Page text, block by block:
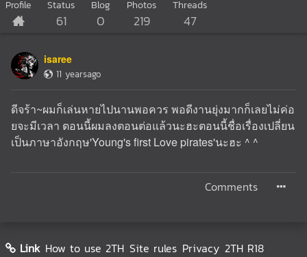
Profile Status
61
Blog
0
Photos
219
Threads
47
isaree
11 yearsago
ดีจร้า~ผมก็เล่นหายไปนานพอควร พอดีงานยุ่งมากก็เลยไม่ค่อ
ยจะมีเวลา ตอนนี้ผมลงตอนต่อแล้วนะฮะตอนนี้ชื่อเรื่องเปลี่ยน
เป็นภาษาอังกฤษ'Young's first Love pirates'นะฮะ ^ ^
Comments
Link How to use 2TH Site rules Privacy 2TH R18